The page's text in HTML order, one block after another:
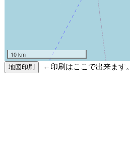
10 km
←印刷はここで出来ます。